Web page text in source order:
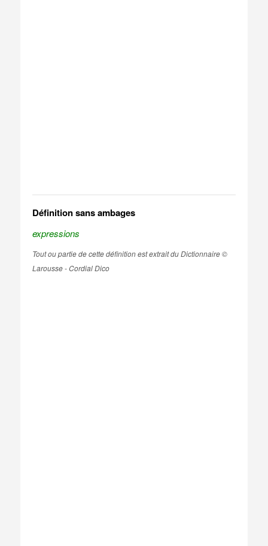
Définition sans ambages
expressions
Tout ou partie de cette définition est extrait du Dictionnaire ©
Larousse - Cordial Dico